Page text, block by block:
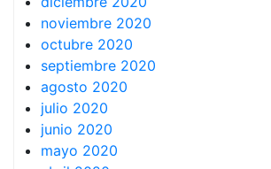
noviembre 2020
octubre 2020
septiembre 2020
agosto 2020
julio 2020
junio 2020
mayo 2020